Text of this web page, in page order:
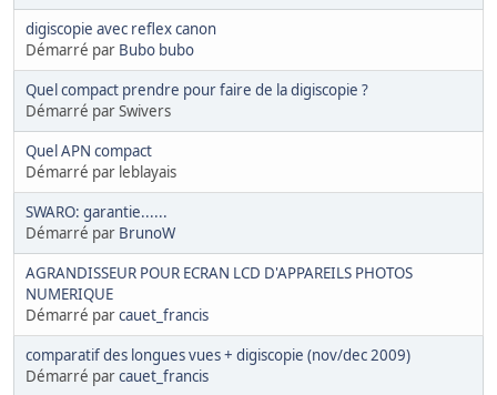
digiscopie avec reflex canon
Démarré par Bubo bubo
Quel compact prendre pour faire de la digiscopie ?
Démarré par Swivers
Quel APN compact
Démarré par leblayais
SWARO: garantie......
Démarré par BrunoW
AGRANDISSEUR POUR ECRAN LCD D'APPAREILS PHOTOS
NUMERIQUE
Démarré parcauet_francis
comparatif des longues vues + digiscopie (nov/dec 2009)
Démarré parcauet_francis